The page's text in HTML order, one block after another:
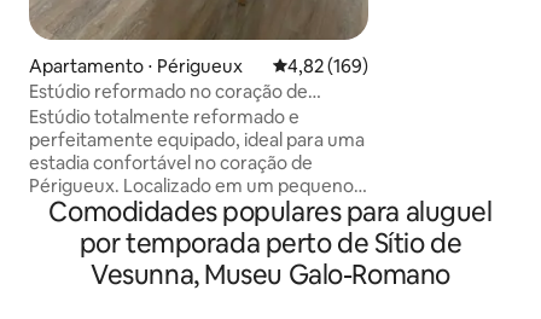
Apartamento ⋅ Périgueux 4,82 de uma avaliação média de
4,82 (169)
Estúdio reformado no coração de
Périgueux
Estúdio totalmente reformado e
perfeitamente equipado, ideal para uma
estadia confortável no coração de
Périgueux. Localizado em um pequeno
edifício tranquilo, em frente à estação
de trem, fica a poucos passos do centro
da cidade e suas atrações. Roupa de
cama fornecida, Wi-Fi gratuito,
fronhas, cama 160
Comodidades populares para aluguel
por temporada perto de Sítio de
Vesunna, Museu Galo-Romano